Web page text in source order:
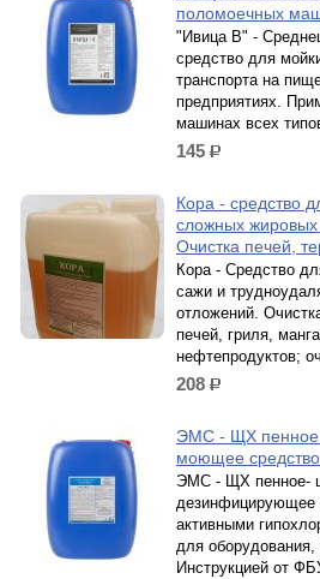
поломоечных
"Ивица В" -
средство для
транспорта на
предприятиях.
машинах всех
145 р.
Кора - средство
сложных жировых
Очистка печей,
Кора - Средство
сажи и
отложений.
печей, гриля,
нефтепродуктов;
208 р.
ЭМС - ЩХ пенное
моющее
ЭМС - ЩХ пенное-
дезинфицирующее
активными
для оборудования,
Инструкцией от